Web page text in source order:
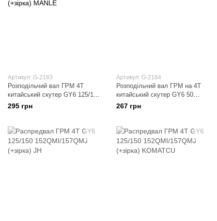
Артикул: G-2163
Розподільчий вал ГРМ 4T
китайський скутер GY6 125/150
152QMI/157QMJ (+зірка)
MANLE
295 грн
Артикул: G-2164
Розподільчий вал ГРМ на 4T
китайський скутер GY6 50
139QMB (+зірка) MANLE
267 грн